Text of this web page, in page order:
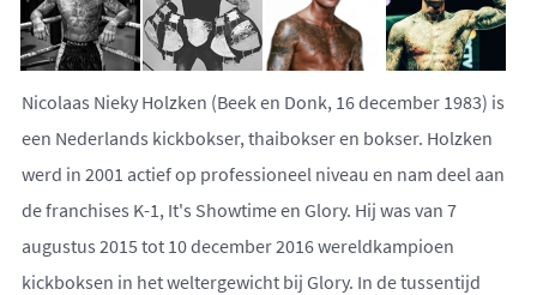
Nicolaas Nieky Holzken (Beek en Donk, 16 december 1983) is
een Nederlands kickbokser, thaibokser en bokser. Holzken
werd in 2001 actief op professioneel niveau en nam deel aan
de franchises K-1, It's Showtime en Glory. Hij was van 7
augustus 2015 tot 10 december 2016 wereldkampioen
kickboksen in het weltergewicht bij Glory. In de tussentijd